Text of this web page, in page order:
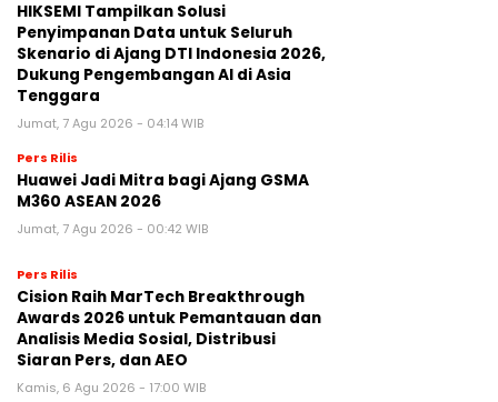
HIKSEMI Tampilkan Solusi
Penyimpanan Data untuk Seluruh
Skenario di Ajang DTI Indonesia 2026,
Dukung Pengembangan AI di Asia
Tenggara
Jumat, 7 Agu 2026 - 04:14 WIB
Pers Rilis
Huawei Jadi Mitra bagi Ajang GSMA
M360 ASEAN 2026
Jumat, 7 Agu 2026 - 00:42 WIB
Pers Rilis
Cision Raih MarTech Breakthrough
Awards 2026 untuk Pemantauan dan
Analisis Media Sosial, Distribusi
Siaran Pers, dan AEO
Kamis, 6 Agu 2026 - 17:00 WIB